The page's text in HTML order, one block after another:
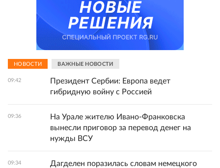
НОВОСТИ ВАЖНЫЕ НОВОСТИ
09:42
Президент Сербии: Европа ведет
гибридную войну с Россией
09:36
На Урале жителю Ивано-Франковска
вынесли приговор за перевод денег на
нужды ВСУ
09:34
Дагделен поразилась словам немецкого